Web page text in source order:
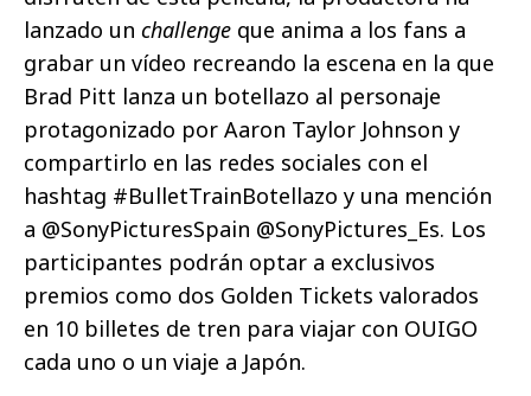
lanzado un challenge que anima a los fans a
grabar un vídeo recreando la escena en la que
Brad Pitt lanza un botellazo al personaje
protagonizado por Aaron Taylor Johnson y
compartirlo en las redes sociales con el
hashtag #BulletTrainBotellazo y una mención
a @SonyPicturesSpain @SonyPictures_Es. Los
participantes podrán optar a exclusivos
premios como dos Golden Tickets valorados
en 10 billetes de tren para viajar con OUIGO
cada uno o un viaje a Japón.